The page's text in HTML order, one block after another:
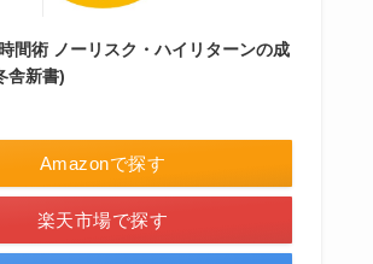
間術 ノーリスク・ハイリターンの成
舎新書)
Amazonで探す
楽天市場で探す